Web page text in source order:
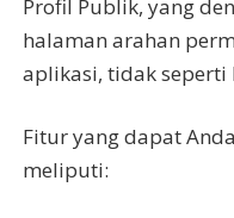
Profil Publik, yang
halaman arahan
aplikasi, tidak seperti
Fitur yang dapat
meliputi: